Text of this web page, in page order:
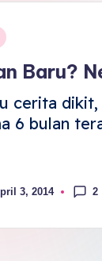
Baru?
cerita
6 bulan
3, 2014 2